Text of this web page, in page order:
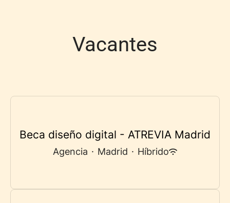
Vacantes
Beca diseño digital - ATREVIA Madrid
Agencia · Madrid · Híbrido